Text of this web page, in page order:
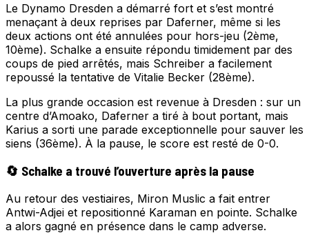
Le Dynamo Dresden a démarré fort et s’est montré
menaçant à deux reprises par Daferner, même si les
deux actions ont été annulées pour hors-jeu (2ème,
10ème). Schalke a ensuite répondu timidement par des
coups de pied arrêtés, mais Schreiber a facilement
repoussé la tentative de Vitalie Becker (28ème).
La plus grande occasion est revenue à Dresden : sur un
centre d’Amoako, Daferner a tiré à bout portant, mais
Karius a sorti une parade exceptionnelle pour sauver les
siens (36ème). À la pause, le score est resté de 0-0.
🔄 Schalke a trouvé l’ouverture après la pause
Au retour des vestiaires, Miron Muslic a fait entrer
Antwi-Adjei et repositionné Karaman en pointe. Schalke
a alors gagné en présence dans le camp adverse.